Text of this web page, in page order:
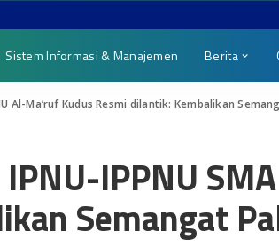
Sistem Informasi & Manajemen Berita
Al-Ma’ruf Kudus Resmi dilantik: Kembalikan
IPPNU
Semangat